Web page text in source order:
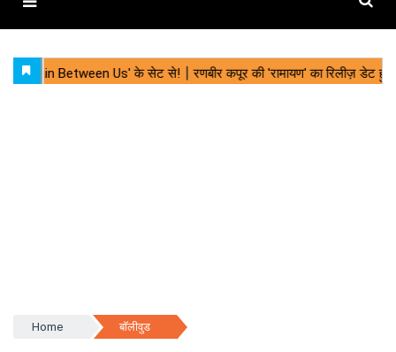
Home बॉलीवुड